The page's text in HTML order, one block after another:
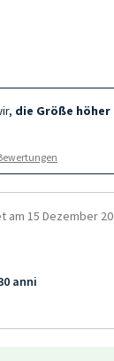
die Größe
am 15 Dezember
anni